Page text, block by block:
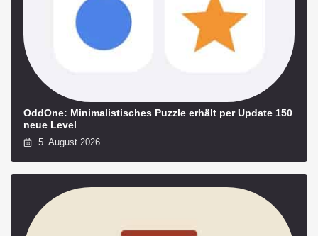
OddOne: Minimalistisches Puzzle erhält per Update 150
neue Level
5. August 2026